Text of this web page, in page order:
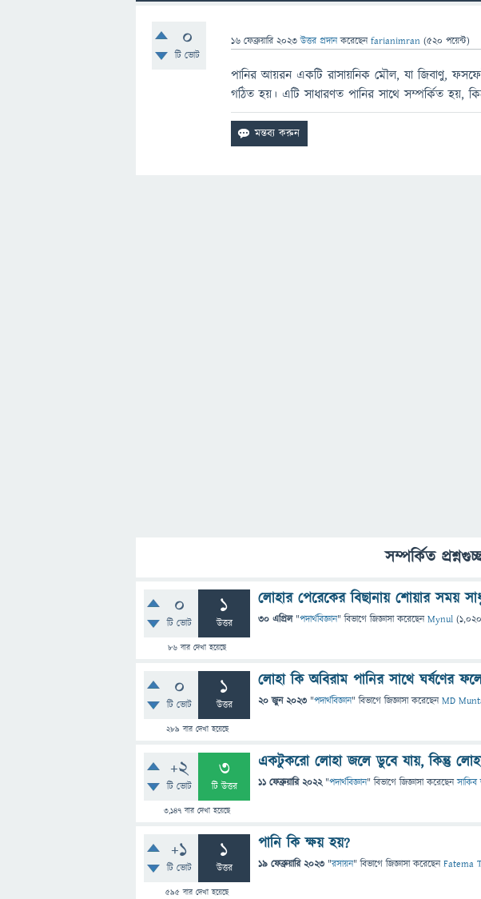
0
টি ভোট
16 ফেব্রুয়ারি 2023 উত্তর প্রদান করেছেনfarianimran (520 পয়েন্ট)
পানির আয়রন একটি রাসায়নিক মৌল, যা জিবাণু,
গঠিত হয়। এটি সাধারণত পানির সাথে সম্পর্কিত হয়,
সম্পর্কিত
0
টি ভোট
1
উত্তর
86 বার দেখা হয়েছে
লোহার পেরেকের বিছানায় শোয়ার সময়
30 এপ্রিল "পদার্থবিজ্ঞান" বিভাগে জিজ্ঞাসাকরেছেনMynul (1,020
0
টি ভোট
1
উত্তর
289 বার দেখা হয়েছে
লোহা কি অবিরাম পানির সাথে ঘর্ষণের
20 জুন 2023 "পদার্থবিজ্ঞান" বিভাগে জিজ্ঞাসাকরেছেনMD
+2
টি ভোট
3
টি উত্তর
3,147 বার দেখা হয়েছে
একটুকরো লোহা জলে ডুবে যায়, কিন্তু
11 ফেব্রুয়ারি 2022 "পদার্থবিজ্ঞান" বিভাগে জিজ্ঞাসাকরেছেন
+1
টি ভোট
1
উত্তর
595 বার দেখা হয়েছে
পানি কি ক্ষয় হয়?
19 ফেব্রুয়ারি 2023 "রসায়ন" বিভাগে জিজ্ঞাসাকরেছেনFatema